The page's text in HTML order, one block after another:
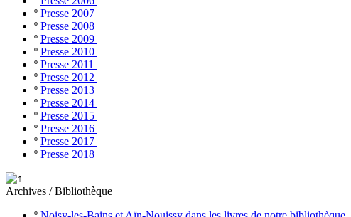
º Presse 2007
º Presse 2008
º Presse 2009
º Presse 2010
º Presse 2011
º Presse 2012
º Presse 2013
º Presse 2014
º Presse 2015
º Presse 2016
º Presse 2017
º Presse 2018
Archives / Bibliothèque